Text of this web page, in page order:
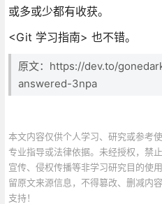
或多或少都有收获。
<Git 学习指南> 也不错。
原文：https://dev.to/
answered-3npa
本文内容仅供个人学习、研究或参考
专业指导或法律依据。未经授权，禁
宣传、侵权传播等非学习研究目的使
留原文来源信息，不得篡改、删减内
支持！